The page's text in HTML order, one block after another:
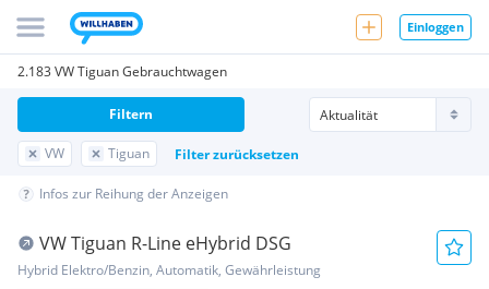
Einloggen
2.183 VW Tiguan Gebrauchtwagen
VW Tiguan Filter zurücksetzen
Filtern
Infos zur Reihung der Anzeigen
VW Tiguan R-Line eHybrid DSG
Hybrid Elektro/Benzin, Automatik, Gewährleistung